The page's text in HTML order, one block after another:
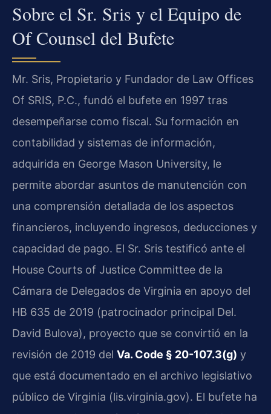
Sobre el Sr. Sris y el Equipo de
Of Counsel del Bufete
Mr. Sris, Propietario y Fundador de Law Offices
Of SRIS, P.C., fundó el bufete en 1997 tras
desempeñarse como fiscal. Su formación en
contabilidad y sistemas de información,
adquirida en George Mason University, le
permite abordar asuntos de manutención con
una comprensión detallada de los aspectos
financieros, incluyendo ingresos, deducciones y
capacidad de pago. El Sr. Sris testificó ante el
House Courts of Justice Committee de la
Cámara de Delegados de Virginia en apoyo del
HB 635 de 2019 (patrocinador principal Del.
David Bulova), proyecto que se convirtió en la
revisión de 2019 del Va. Code § 20-107.3(g) y
que está documentado en el archivo legislativo
público de Virginia (lis.virginia.gov). El bufete ha